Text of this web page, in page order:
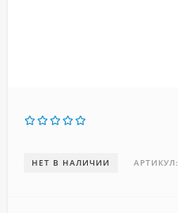
НЕТ В НАЛИЧИИ АРТИКУЛ: